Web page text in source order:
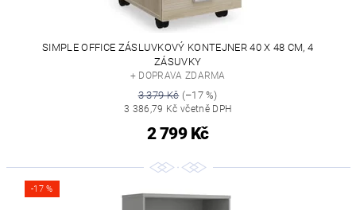
SIMPLE OFFICE ZÁSLUVKOVÝ KONTEJNER 40 X 48 CM, 4
ZÁSUVKY
+ DOPRAVA ZDARMA
3 379 Kč(–17 %)
3 386,79 Kč včetně DPH
2 799 Kč
-17 %